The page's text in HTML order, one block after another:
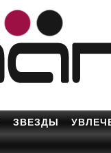
ЗВЕЗДЫ